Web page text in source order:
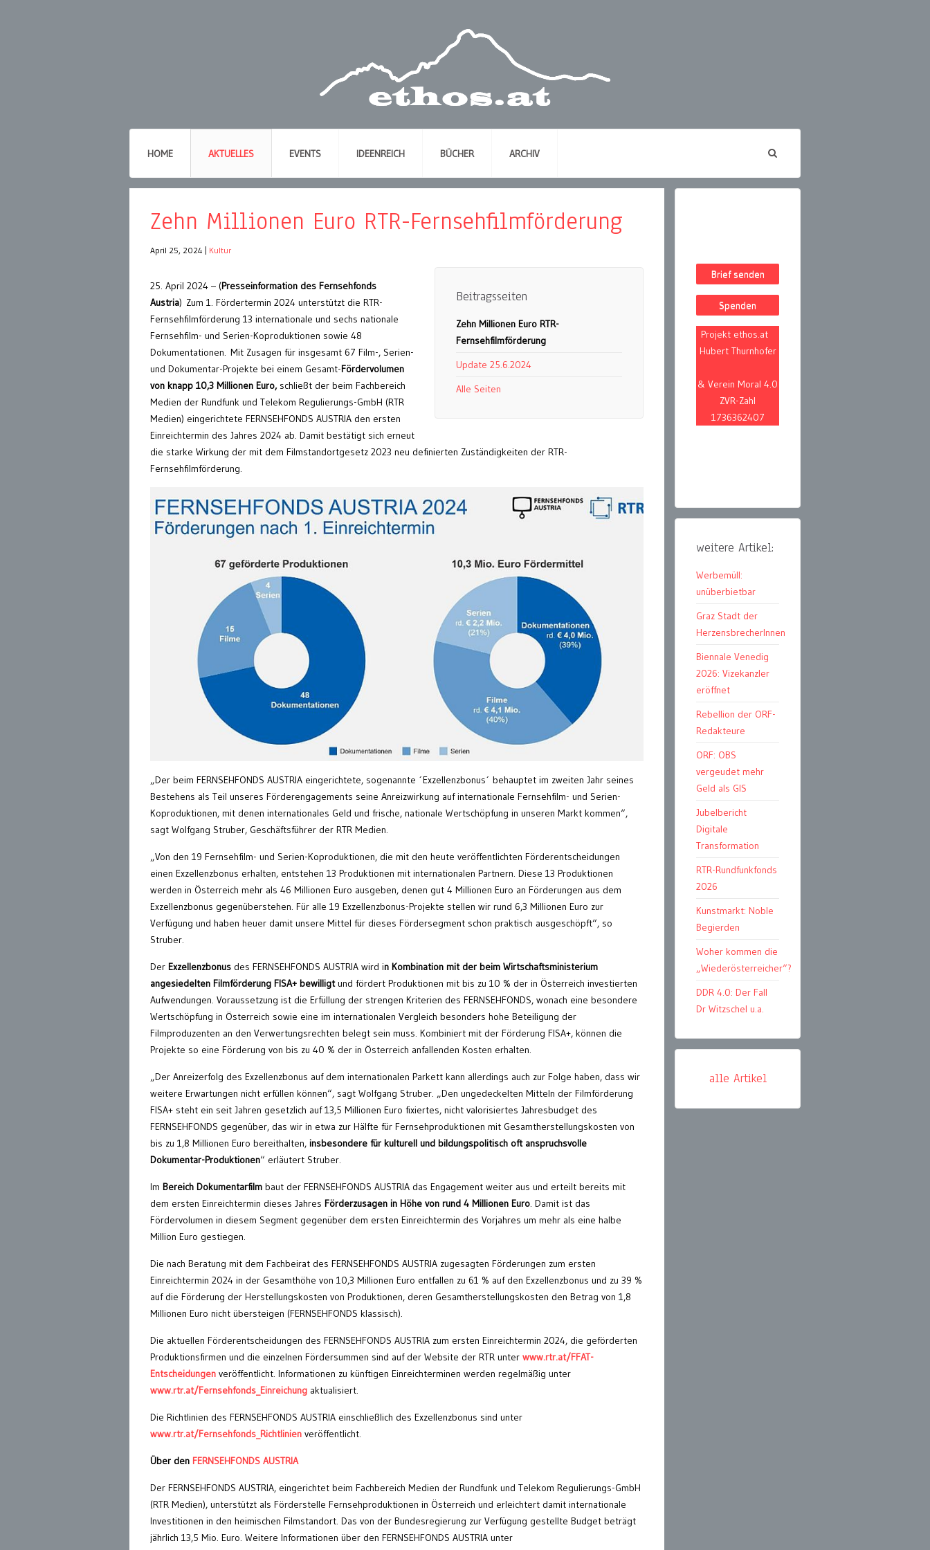
HOME AKTUELLES EVENTS IDEENREICH BÜCHER ARCHIV
Zehn Millionen Euro RTR-Fernsehfilmförderung
April 25, 2024 Kultur
Beitragsseiten
Zehn Millionen Euro RTR-
Fernsehfilmförderung
Update 25.6.2024
Alle Seiten
25. April 2024 – (Presseinformation des Fernsehfonds
Austria) Zum 1. Fördertermin 2024 unterstützt die RTR-
Fernsehfilmförderung 13 internationale und sechs nationale
Fernsehfilm- und Serien-Koproduktionen sowie 48
Dokumentationen. Mit Zusagen für insgesamt 67 Film-, Serien-
und Dokumentar-Projekte bei einem Gesamt-Fördervolumen
von knapp 10,3 Millionen Euro, schließt der beim Fachbereich
Medien der Rundfunk und Telekom Regulierungs-GmbH (RTR
Medien) eingerichtete FERNSEHFONDS AUSTRIA den ersten
Einreichtermin des Jahres 2024 ab. Damit bestätigt sich erneut
die starke Wirkung der mit dem Filmstandortgesetz 2023 neu definierten Zuständigkeiten der RTR-
Fernsehfilmförderung.
„Der beim FERNSEHFONDS AUSTRIA eingerichtete, sogenannte ´Exzellenzbonus´ behauptet im zweiten Jahr seines
Bestehens als Teil unseres Förderengagements seine Anreizwirkung auf internationale Fernsehfilm- und Serien-
Koproduktionen, mit denen internationales Geld und frische, nationale Wertschöpfung in unseren Markt kommen“,
sagt Wolfgang Struber, Geschäftsführer der RTR Medien.
„Von den 19 Fernsehfilm- und Serien-Koproduktionen, die mit den heute veröffentlichten Förderentscheidungen
einen Exzellenzbonus erhalten, entstehen 13 Produktionen mit internationalen Partnern. Diese 13 Produktionen
werden in Österreich mehr als 46 Millionen Euro ausgeben, denen gut 4 Millionen Euro an Förderungen aus dem
Exzellenzbonus gegenüberstehen. Für alle 19 Exzellenzbonus-Projekte stellen wir rund 6,3 Millionen Euro zur
Verfügung und haben heuer damit unsere Mittel für dieses Fördersegment schon praktisch ausgeschöpft“, so
Struber.
Der Exzellenzbonus des FERNSEHFONDS AUSTRIA wird in Kombination mit der beim Wirtschaftsministerium
angesiedelten Filmförderung FISA+ bewilligtund fördert Produktionen mit bis zu 10 % der in Österreich investierten
Aufwendungen. Voraussetzung ist die Erfüllung der strengen Kriterien des FERNSEHFONDS, wonach eine besondere
Wertschöpfung in Österreich sowie eine im internationalen Vergleich besonders hohe Beteiligung der
Filmproduzenten an den Verwertungsrechten belegt sein muss. Kombiniert mit der Förderung FISA+, können die
Projekte so eine Förderung von bis zu 40 % der in Österreich anfallenden Kosten erhalten.
„Der Anreizerfolg des Exzellenzbonus auf dem internationalen Parkett kann allerdings auch zur Folge haben, dass wir
weitere Erwartungen nicht erfüllen können“, sagt Wolfgang Struber. „Den ungedeckelten Mitteln der Filmförderung
FISA+ steht ein seit Jahren gesetzlich auf 13,5 Millionen Euro fixiertes, nicht valorisiertes Jahresbudget des
FERNSEHFONDS gegenüber, das wir in etwa zur Hälfte für Fernsehproduktionen mit Gesamtherstellungskosten von
bis zu 1,8 Millionen Euro bereithalten, insbesondere für kulturell und bildungspolitisch oft anspruchsvolle
Dokumentar-Produktionen“ erläutert Struber.
Im Bereich Dokumentarfilm baut der FERNSEHFONDS AUSTRIA das Engagement weiter aus und erteilt bereits mit
dem ersten Einreichtermin dieses Jahres Förderzusagen in Höhe von rund 4 Millionen Euro. Damit ist das
Fördervolumen in diesem Segment gegenüber dem ersten Einreichtermin des Vorjahres um mehr als eine halbe
Million Euro gestiegen.
Die nach Beratung mit dem Fachbeirat des FERNSEHFONDS AUSTRIA zugesagten Förderungen zum ersten
Einreichtermin 2024 in der Gesamthöhe von 10,3 Millionen Euro entfallen zu 61 % auf den Exzellenzbonus und zu 39 %
auf die Förderung der Herstellungskosten von Produktionen, deren Gesamtherstellungskosten den Betrag von 1,8
Millionen Euro nicht übersteigen (FERNSEHFONDS klassisch).
Die aktuellen Förderentscheidungen des FERNSEHFONDS AUSTRIA zum ersten Einreichtermin 2024, die geförderten
Produktionsfirmen und die einzelnen Fördersummen sind auf der Website der RTR unter www.rtr.at/FFAT-
Entscheidungen veröffentlicht. Informationen zu künftigen Einreichterminen werden regelmäßig unter
www.rtr.at/Fernsehfonds_Einreichung aktualisiert.
Die Richtlinien des FERNSEHFONDS AUSTRIA einschließlich des Exzellenzbonus sind unter
www.rtr.at/Fernsehfonds_Richtlinien veröffentlicht.
Über den FERNSEHFONDS AUSTRIA
Der FERNSEHFONDS AUSTRIA, eingerichtet beim Fachbereich Medien der Rundfunk und Telekom Regulierungs-GmbH
(RTR Medien), unterstützt als Förderstelle Fernsehproduktionen in Österreich und erleichtert damit internationale
Investitionen in den heimischen Filmstandort. Das von der Bundesregierung zur Verfügung gestellte Budget beträgt
jährlich 13,5 Mio. Euro. Weitere Informationen über den FERNSEHFONDS AUSTRIA unter
Brief senden
Spenden
Projekt ethos.at
Hubert Thurnhofer
& Verein Moral 4.0
ZVR-Zahl
1736362407
weitere Artikel:
Werbemüll:
unüberbietbar
Graz Stadt der
HerzensbrecherInnen
Biennale Venedig
2026: Vizekanzler
eröffnet
Rebellion der ORF-
Redakteure
ORF: OBS
vergeudet mehr
Geld als GIS
Jubelbericht
Digitale
Transformation
RTR-Rundfunkfonds
2026
Kunstmarkt: Noble
Begierden
Woher kommen die
„Wiederösterreicher“?
DDR 4.0: Der Fall
Dr Witzschel u.a.
alle Artikel